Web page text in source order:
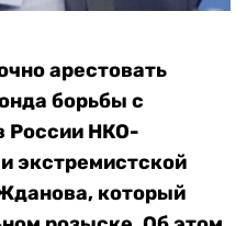
арестовать
борьбы с
России НКО-
экстремистской
который